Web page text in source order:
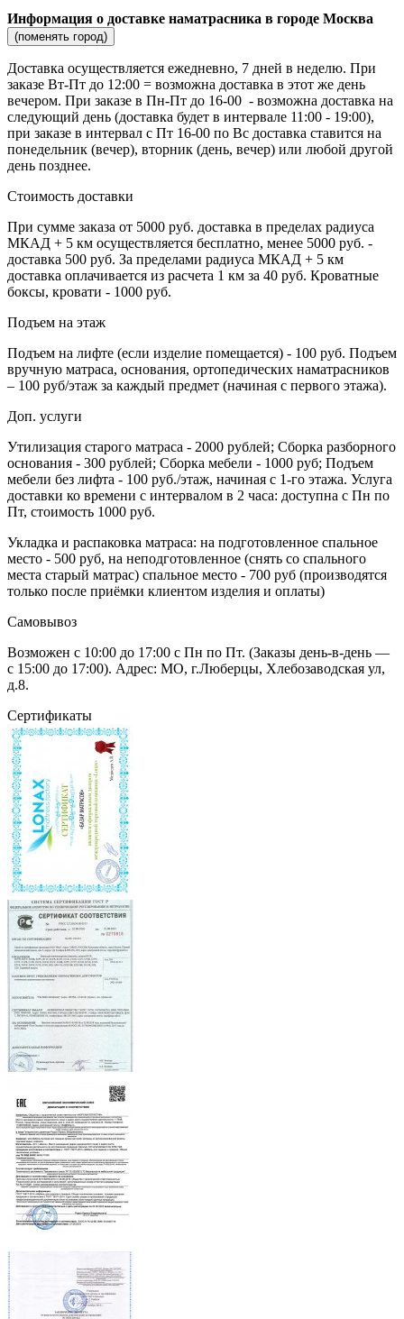
Информация о доставке наматрасника в городе Москва
(поменять город)
Доставка осуществляется ежедневно, 7 дней в неделю. При
заказе Вт-Пт до 12:00 = возможна доставка в этот же день
вечером. При заказе в Пн-Пт до 16-00 - возможна доставка на
следующий день (доставка будет в интервале 11:00 - 19:00),
при заказе в интервал с Пт 16-00 по Вс доставка ставится на
понедельник (вечер), вторник (день, вечер) или любой другой
день позднее.
Стоимость доставки
При сумме заказа от 5000 руб. доставка в пределах радиуса
МКАД + 5 км осуществляется бесплатно, менее 5000 руб. -
доставка 500 руб. За пределами радиуса МКАД + 5 км
доставка оплачивается из расчета 1 км за 40 руб. Кроватные
боксы, кровати - 1000 руб.
Подъем на этаж
Подъем на лифте (если изделие помещается) - 100 руб. Подъем
вручную матраса, основания, ортопедических наматрасников
– 100 руб/этаж за каждый предмет (начиная с первого этажа).
Доп. услуги
Утилизация старого матраса - 2000 рублей; Сборка разборного
основания - 300 рублей; Сборка мебели - 1000 руб; Подъем
мебели без лифта - 100 руб./этаж, начиная с 1-го этажа. Услуга
доставки ко времени с интервалом в 2 часа: доступна с Пн по
Пт, стоимость 1000 руб.
Укладка и распаковка матраса: на подготовленное спальное
место - 500 руб, на неподготовленное (снять со спального
места старый матрас) спальное место - 700 руб (производятся
только после приёмки клиентом изделия и оплаты)
Самовывоз
Возможен с 10:00 до 17:00 с Пн по Пт. (Заказы день-в-день —
с 15:00 до 17:00). Адрес: МО, г.Люберцы, Хлебозаводская ул,
д.8.
Сертификаты